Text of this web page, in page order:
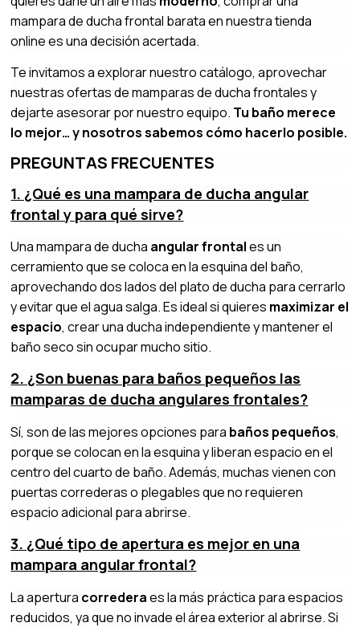
mampara de ducha frontal barata en nuestra tienda
online es una decisión acertada.
Te invitamos a explorar nuestro catálogo, aprovechar
nuestras ofertas de mamparas de ducha frontales y
dejarte asesorar por nuestro equipo. Tu baño merece
lo mejor… y nosotros sabemos cómo hacerlo posible.
PREGUNTAS FRECUENTES
1. ¿Qué es una mampara de ducha angular
frontal y para qué sirve?
Una mampara de ducha angular frontales un
cerramiento que se coloca en la esquina del baño,
aprovechando dos lados del plato de ducha para cerrarlo
y evitar que el agua salga. Es ideal si quieres maximizar el
espacio, crear una ducha independiente y mantener el
baño seco sin ocupar mucho sitio.
2. ¿Son buenas para baños pequeños las
mamparas de ducha angulares frontales?
Sí, son de las mejores opciones para baños pequeños,
porque se colocan en la esquina y liberan espacio en el
centro del cuarto de baño. Además, muchas vienen con
puertas correderas o plegables que no requieren
espacio adicional para abrirse.
3. ¿Qué tipo de apertura es mejor en una
mampara angular frontal?
La apertura correderaes la más práctica para espacios
reducidos, ya que no invade el área exterior al abrirse. Si